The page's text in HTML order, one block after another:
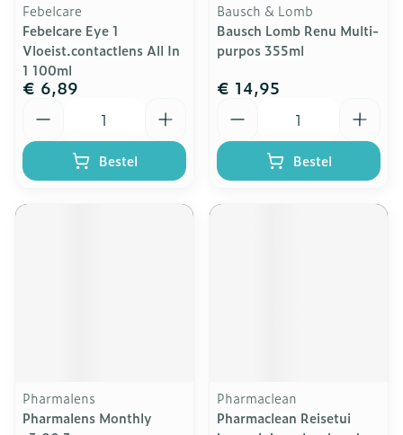
Febelcare
Febelcare Eye 1
Vloeist.contactlens All In
1 100ml
€ 6,89
Bestel
Bausch & Lomb
Bausch Lomb Renu Multi-
purpos 355ml
€ 14,95
Bestel
Pharmalens
Pharmalens Monthly
Pharmaclean
Pharmaclean Reisetui